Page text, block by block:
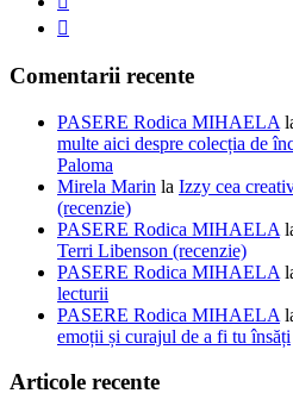
Comentarii recente
PASERE Rodica MIHAELA
multe aici despre colecția de
Paloma
Mirela Marin la Izzy cea
(recenzie)
PASERE Rodica MIHAELA
Terri Libenson (recenzie)
PASERE Rodica MIHAELA
lecturii
PASERE Rodica MIHAELA
emoții și curajul de a fi tu însăți
Articole recente